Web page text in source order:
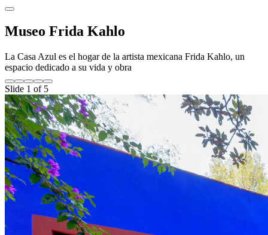
Museo Frida Kahlo
La Casa Azul es el hogar de la artista mexicana Frida Kahlo, un
espacio dedicado a su vida y obra
Slide 1 of 5